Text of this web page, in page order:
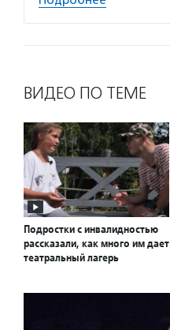
ВИДЕО ПО ТЕМЕ
Подростки с инвалидностью
рассказали, как много им дает
театральный лагерь